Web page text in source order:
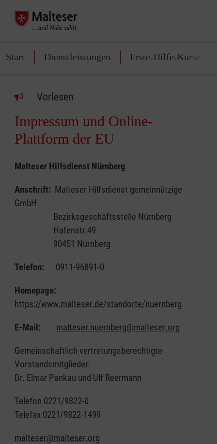
Start Dienstleistungen Erste-Hilfe-Kurse
Vorlesen
Impressum und Online-
Plattform der EU
Malteser Hilfsdienst Nürnberg
Anschrift: Malteser Hilfsdienst gemeinnützige
GmbH
Bezirksgeschäftsstelle Nürnberg
Hafenstr.49
90451 Nürnberg
Telefon: 0911-96891-0
Homepage:
https://www.malteser.de/standorte/nuernberg
E-Mail: malteser.nuernberg@malteser.org
Gemeinschaftlich vertretungsberechtigte
Vorstandsmitglieder:
Dr. Elmar Pankau und Ulf Reermann
Telefon 0221/9822-0
Telefax 0221/9822-1499
malteser@malteser.org